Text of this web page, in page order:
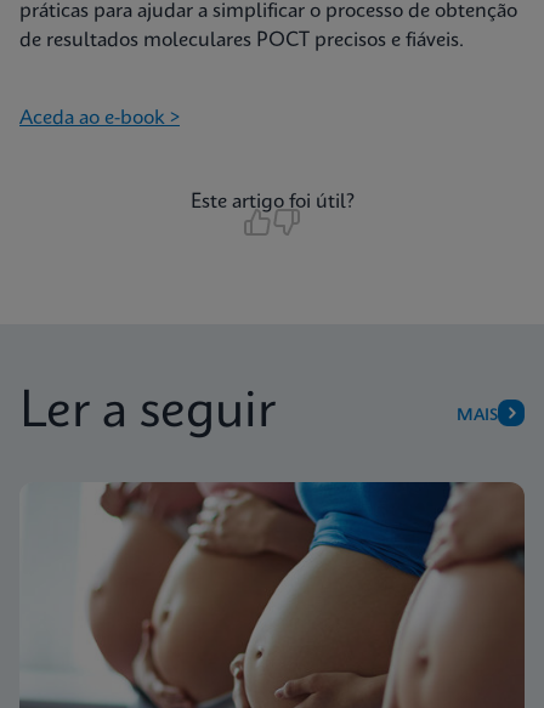
práticas para ajudar a simplificar o processo de obtenção
de resultados moleculares POCT precisos e fiáveis.
Aceda ao e-book >
Este artigo foi útil?
Ler a seguir MAIS